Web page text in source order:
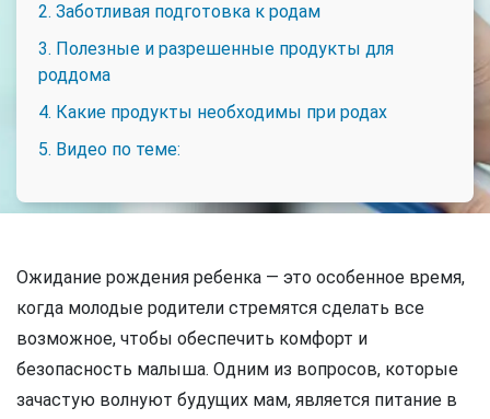
2. Заботливая подготовка к родам
3. Полезные и разрешенные продукты для
роддома
4. Какие продукты необходимы при родах
5. Видео по теме:
Ожидание рождения ребенка — это особенное время,
когда молодые родители стремятся сделать все
возможное, чтобы обеспечить комфорт и
безопасность малыша. Одним из вопросов, которые
зачастую волнуют будущих мам, является питание в